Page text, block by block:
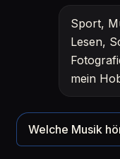
Sport,
Lesen,
mein
Welche Musik